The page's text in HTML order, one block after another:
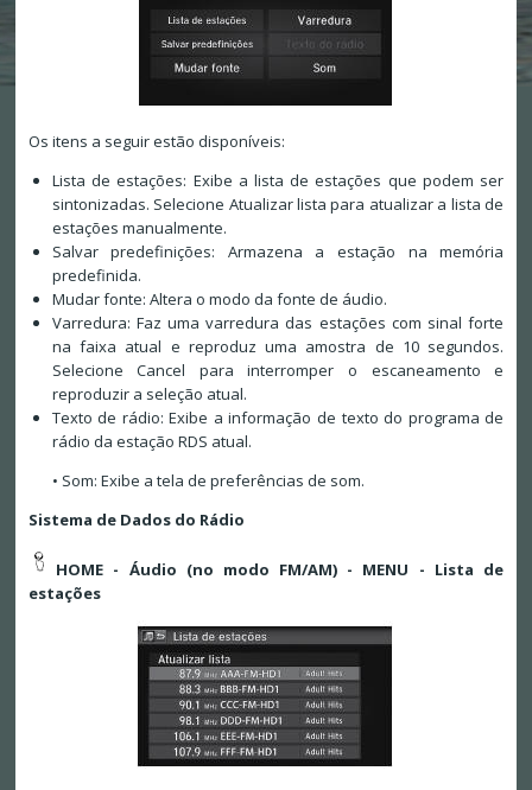
Os itens a seguir estão disponíveis:
Lista de estações: Exibe a lista de estações que podem ser
sintonizadas. Selecione Atualizar lista para atualizar a lista de
estações manualmente.
Salvar predefinições: Armazena a estação na memória
predefinida.
Mudar fonte: Altera o modo da fonte de áudio.
Varredura: Faz uma varredura das estações com sinal forte
na faixa atual e reproduz uma amostra de 10 segundos.
Selecione Cancel para interromper o escaneamento e
reproduzir a seleção atual.
Texto de rádio: Exibe a informação de texto do programa de
rádio da estação RDS atual.
• Som: Exibe a tela de preferências de som.
Sistema de Dados do Rádio
HOME - Áudio (no modo FM/AM) - MENU - Lista de
estações